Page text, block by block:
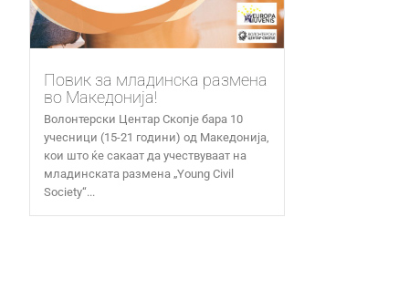
Повик за младинска размена
во Македонија!
Волонтерски Центар Скопје бара 10
учесници (15-21 години) од Македонија,
кои што ќе сакаат да учествуваат на
младинската размена „Young Civil
Society“...